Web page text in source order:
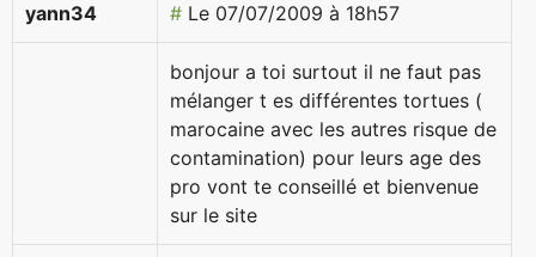
yann34 # Le 07/07/2009 à 18h57
bonjour a toi surtout il ne faut pas
mélanger t es différentes tortues (
marocaine avec les autres risque de
contamination) pour leurs age des
pro vont te conseillé et bienvenue
sur le site